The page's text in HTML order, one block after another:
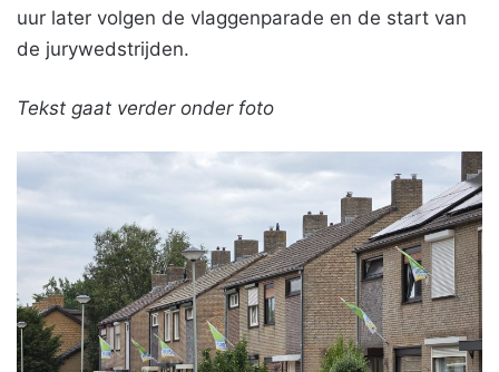
uur later volgen de vlaggenparade en de start van
de jurywedstrijden.
Tekst gaat verder onder foto